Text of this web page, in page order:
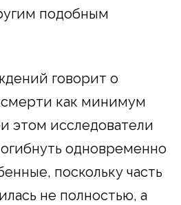
подобным
говорит о
смерти как минимум
этом исследователи
одновременно
поскольку часть
не полностью, а